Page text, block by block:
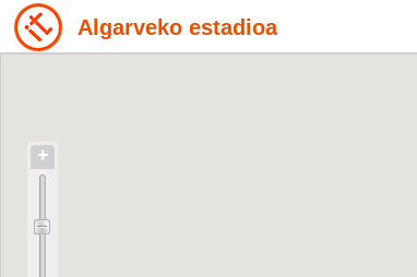
Algarveko estadioa
+